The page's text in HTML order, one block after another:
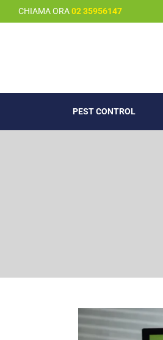
Salta
al
CHIAMA ORA02 35956147
PEST CONTROL